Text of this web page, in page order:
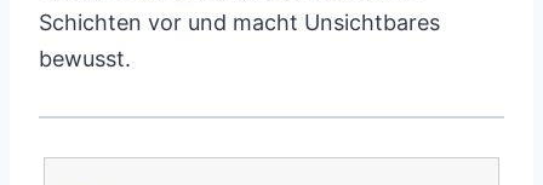
Schichten vor und macht Unsichtbares
bewusst.